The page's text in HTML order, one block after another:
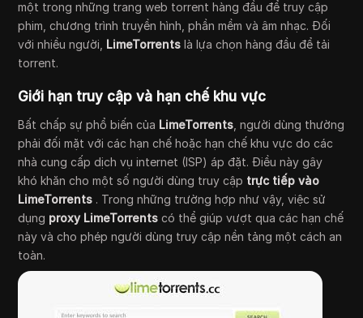
một trong những trang web torrent hàng đầu để truy cập
phim, chương trình truyền hình, phần mềm và âm nhạc. Đối
với nhiều người, LimeTorrents là lựa chọn hàng đầu để tải
torrent.
Giới hạn truy cập và hạn chế khu vực
Bất chấp sự phổ biến của LimeTorrents , người dùng thường
phải đối mặt với các hạn chế hoặc hạn chế khu vực do các
nhà cung cấp dịch vụ internet (ISP) áp đặt. Điều này gây
khó khăn cho một số người dùng truy cập trực tiếp vào
LimeTorrents . Trong những trường hợp như vậy, việc sử
dụng proxy LimeTorrents có thể giúp vượt qua các hạn chế
này và cho phép người dùng truy cập nền tảng một cách an
toàn.